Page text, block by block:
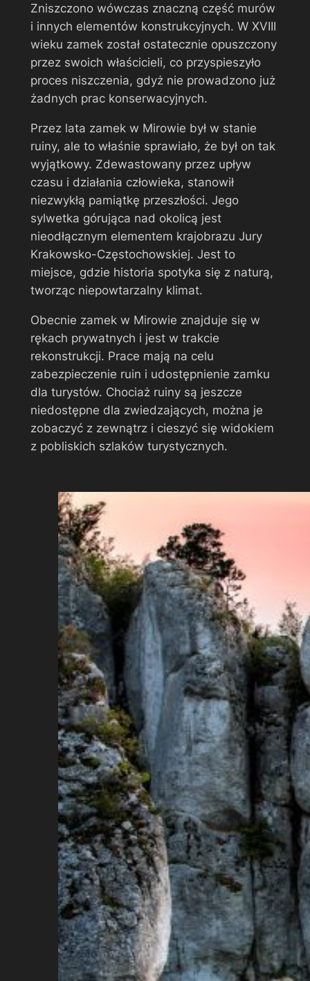
Zniszczono wówczas znaczną część murów
i innych elementów konstrukcyjnych. W XVIII
wieku zamek został ostatecznie opuszczony
przez swoich właścicieli, co przyspieszyło
proces niszczenia, gdyż nie prowadzono już
żadnych prac konserwacyjnych.
Przez lata zamek w Mirowie był w stanie
ruiny, ale to właśnie sprawiało, że był on tak
wyjątkowy. Zdewastowany przez upływ
czasu i działania człowieka, stanowił
niezwykłą pamiątkę przeszłości. Jego
sylwetka górująca nad okolicą jest
nieodłącznym elementem krajobrazu Jury
Krakowsko-Częstochowskiej. Jest to
miejsce, gdzie historia spotyka się z naturą,
tworząc niepowtarzalny klimat.
Obecnie zamek w Mirowie znajduje się w
rękach prywatnych i jest w trakcie
rekonstrukcji. Prace mają na celu
zabezpieczenie ruin i udostępnienie zamku
dla turystów. Chociaż ruiny są jeszcze
niedostępne dla zwiedzających, można je
zobaczyć z zewnątrz i cieszyć się widokiem
z pobliskich szlaków turystycznych.